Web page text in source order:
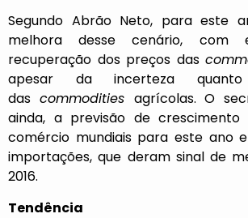
Segundo Abrão Neto, para este
melhora desse cenário, com
recuperação dos preços das
apesar da incerteza
das commodities agrícolas. O
ainda, a previsão de
comércio mundiais para este ano
importações, que deram sinal de
2016.
Tendência